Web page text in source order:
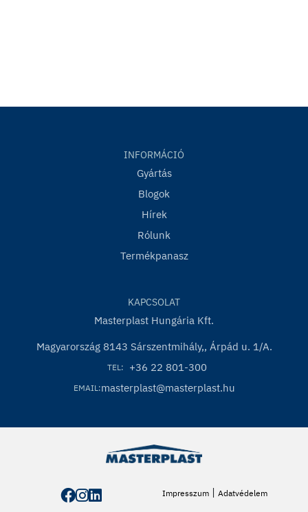
INFORMÁCIÓ
Gyártás
Blogok
Hírek
Rólunk
Termékpanasz
KAPCSOLAT
Masterplast Hungária Kft.
Magyarország 8143 Sárszentmihály,, Árpád u. 1/A.
TEL: +36 22 801-300
EMAIL:masterplast@masterplast.hu
Impresszum | Adatvédelem